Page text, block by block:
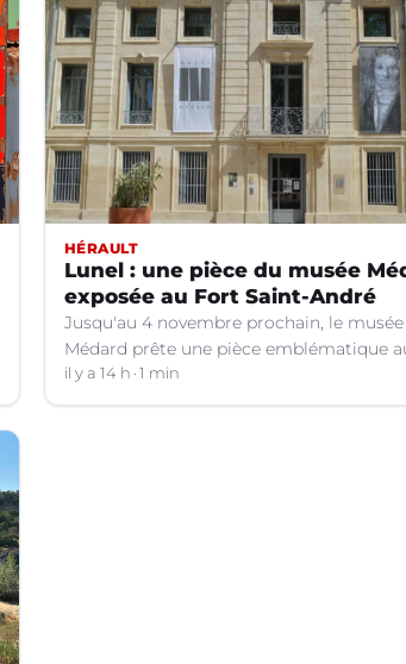
HÉRAULT
Lunel : une pièce du musée
exposée au Fort Saint-André
Jusqu'au 4 novembre prochain, le musée
Médard prête une pièce emblématique
Saint-André à Villeneuve-lez-Avignon
il y a 14 h 1 min